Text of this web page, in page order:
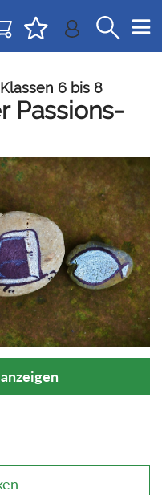
6 bis 8
Passions-